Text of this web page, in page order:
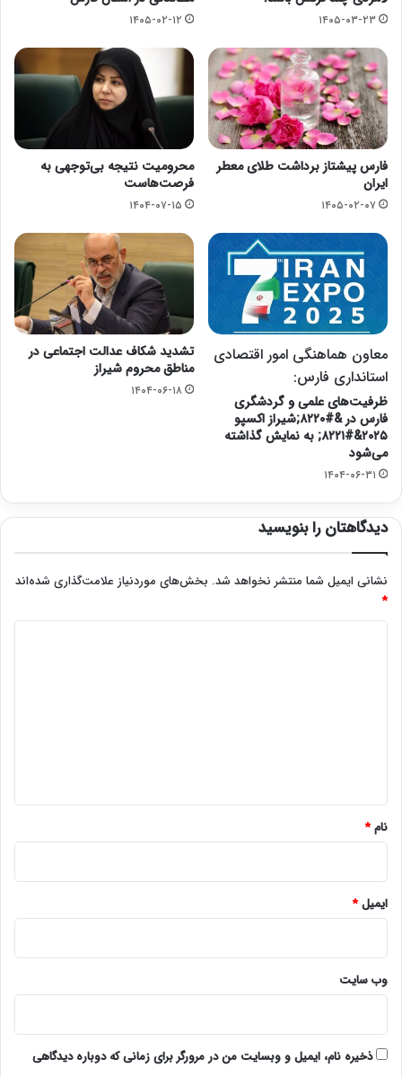
۱۴۰۵-۰۳-۲۳ ۱۴۰۵-۰۲-۱۲
فارس پیشتاز برداشت طلای معطر
ایران
۱۴۰۵-۰۲-۰۷
محرومیت نتیجه بی‌توجهی به
فرصت‌هاست
۱۴۰۴-۰۷-۱۵
معاون هماهنگی امور اقتصادی
استانداری فارس:
ظرفیت‌های علمی و گردشگری
فارس در &#۸۲۲۰;شیراز اکسپو
۲۰۲۵&#۸۲۲۱; به نمایش گذاشته
می‌شود
۱۴۰۴-۰۶-۳۱
تشدید شکاف عدالت اجتماعی در
مناطق محروم شیراز
۱۴۰۴-۰۶-۱۸
دیدگاهتان را بنویسید
نشانی ایمیل شما منتشر نخواهد شد. بخش‌های موردنیاز علامت‌گذاری شده‌اند
*
نام*
ایمیل*
وب‌ سایت
ذخیره نام، ایمیل و وبسایت من در مرورگر برای زمانی که دوباره دیدگاهی